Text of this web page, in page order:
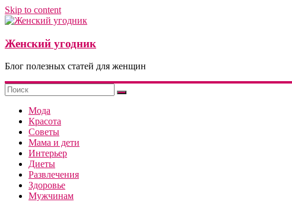
Skip to content
Женский угодник
Блог полезных статей для женщин
Мода
Красота
Советы
Мама и дети
Интерьер
Диеты
Развлечения
Здоровье
Мужчинам